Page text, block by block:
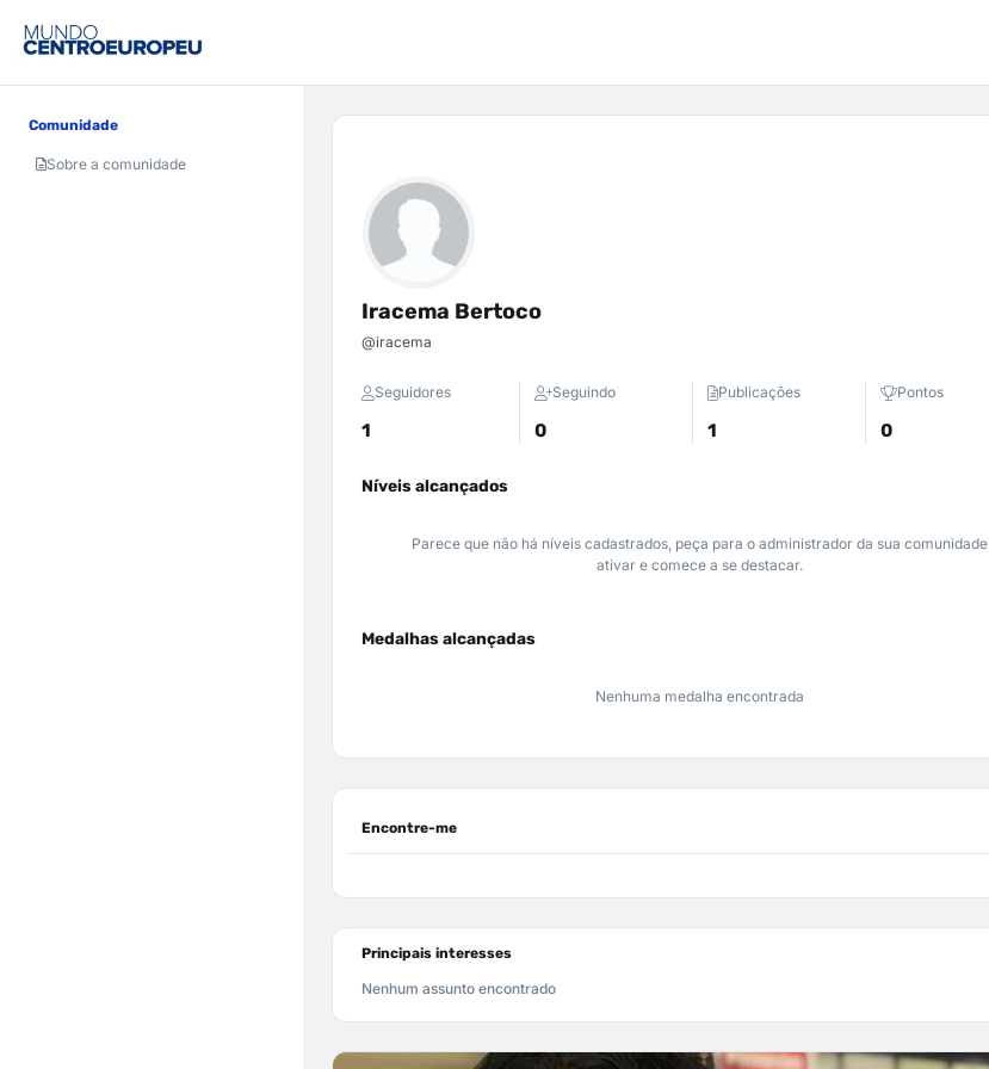
Comunidade
Sobre a comunidade
Iracema Bertoco
@iracema
Seguidores
1
Seguindo
0
Publicações
1
Pontos
0
Níveis alcançados
Parece que não há níveis cadastrados, peça para o administrador da sua comunidade
ativar e comece a se destacar.
Medalhas alcançadas
Nenhuma medalha encontrada
Encontre-me
Principais interesses
Nenhum assunto encontrado